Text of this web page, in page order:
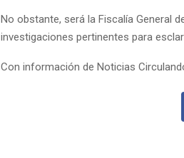
No obstante, será la Fiscalía General
investigaciones pertinentes para
Con información de Noticias